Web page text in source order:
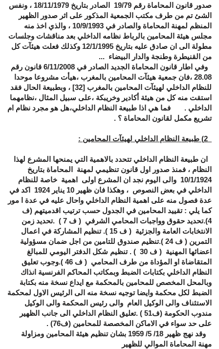
صدور قانون المحاماة رقم 19/79 الصادر بتاريخ 18/11/1979 ، ونفس
الشئ تم من طرف مكتب الجمعية المذكور على اثر صدور الظهير
المنظم لمهنة المحاماة والصادر في 10/9/1993 ، والذي اخذ منه
مجلس هيئة المحامين بالرباط نظامه الداخلي بعد مناقشات وجلسات
مطولة الى ان صادق عليه بتاريخ 12/1/1995 وكذلك فعلت هيئآت كل
من القنيطرة وطنجة والدار البيضاء ...
وفي اطار قانون المحاماة الجديد الصادر في 6/11/2008 قانون رقم
28.08 ،فان جمعية هيئآت المحامين بالمغرب ،هيأت مشروعا موحدا
للنظام الداخلي لهيئآت المحامين بالمغرب [32] ، وبطبيعة الحال فقد
استقت منه كل من هيئة أكادير وخريبكة ،على سبيل المثال ،نظامهما
الداخلي . فما هي اذا طبيعة النظام الداخلي،هل هو مجرد نظام ام
تشريع مكمل لقانون المحاماة ؟ .
2) طبيعة النظام الداخلي لهيئآت المحامين :
ان طبيعة النظام الداخلي تتحدد بالاهمية التي يمنحها المشرع لهذا
النظام ، فمنذ صدور اول قانون تنظيمي لمهنة المحاماة بتاريخ
10/1/1924 والى اليوم نجد ان المشرع اولى اهمية خاصة للنظام
الداخلي في بعض النصوص ، وهكذا فان ظهير 10 يناير 1924 اكد في
عدة فصول منه على اهمية النظام الداخلي واحال عليه في عدة ا مور
كما يلي : تقييد المحامين في الجدول حسب ترتيب اقدميتهم (ف
4).تحديد حقوق وواجبات المحامي الشرفي ( ف 7 ) .تحديد زمن
الانتخابات العامة والجزئية ( ف 15 ). تنظيم المشاركة في اعمال
التمرين ( ف 24 ).تنظيم صندوق للتامين من اجل ضمان مسؤولية
اعضائها المهنية ( ف 30 ) . تنظيم شكل الدفتر اليومي للمبالغ
المتقاضاة او المؤداة من طرف المحامي ( ف 46 ).وجوب تعليق
النظام الداخلي بكتابات الضبط وبمكاتب المحاكم الفرنسية انذاك
وبالمحل المخصص للمحامين بالمحكمة مع ايداع نسخة منه بكتابة
الضبط لكل محكمة وايضا توجيه نسخة منه الى الرئيس الاول لمحكمة
الاستئناف والى الوكيل العام والى رئيس المحكمة والى الوكيل
مندوب الحكومة (ف51 ) .تعليق النظام الداخلي الى جانب الظهير
على حد سواء في الاماكن المخصصة للمحامين (ف76) .
وقد نهج ظهير 18/ 5/ 1959 بشان تنظيم هيئة المحامين ومزاولة
مهنة المحاماة الموالي للظهير